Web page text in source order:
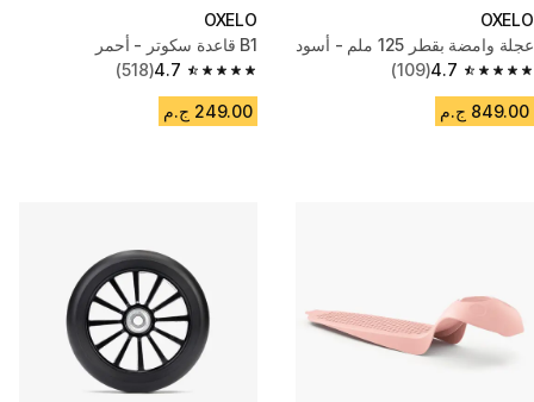
OXELO
عجلة وامضة بقطر 125 ملم - أسود
4.7
4.7 out of 5 stars from 109 reviews
(109)
849.00 ج.م
OXELO
B1 قاعدة سكوتر - أحمر
4.7
4.7 out of 5 stars from 518 reviews
(518)
249.00 ج.م